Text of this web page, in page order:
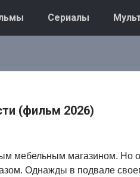
Сериалы
(фильм 2026)
мебельным магазином. Но
Однажды в подвале